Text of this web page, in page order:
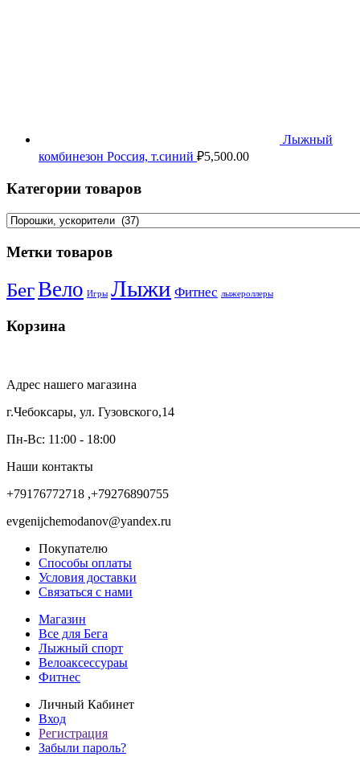
Лыжный
комбинезон Россия, т.синий ₽5,500.00
Категории товаров
Метки товаров
БегВело Игры Лыжи Фитнес лыжероллеры
Корзина
Адрес нашего магазина
г.Чебоксары, ул. Гузовского,14
Пн-Вс: 11:00 - 18:00
Наши контакты
+79176772718 ,+79276890755
evgenijchemodanov@yandex.ru
Покупателю
Способы оплаты
Условия доставки
Связаться с нами
Магазин
Все для Бега
Лыжный спорт
Велоаксессураы
Фитнес
Личный Кабинет
Вход
Регистрация
Забыли пароль?